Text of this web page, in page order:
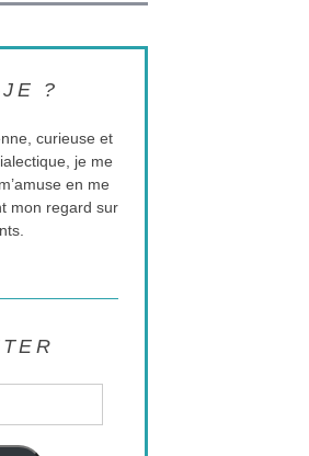
?
curieuse et
je me
en me
mon regard sur